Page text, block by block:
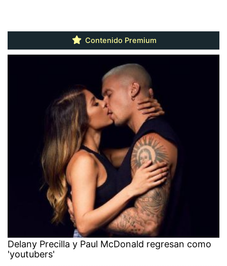
Contenido Premium
Delany Precilla y Paul McDonald regresan como
'youtubers'